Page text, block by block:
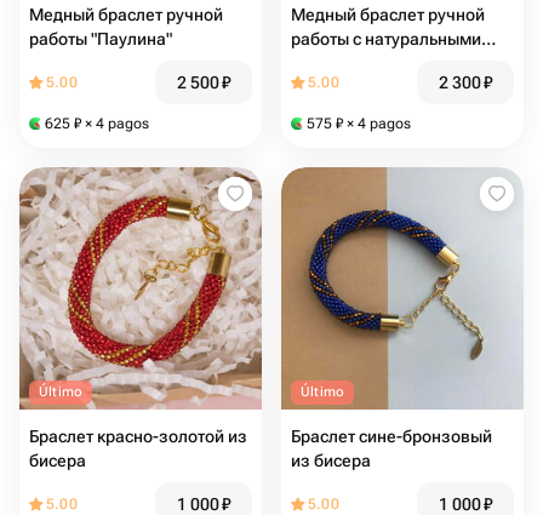
Медный браслет ручной
работы "Паулина"
5.00 2 500₽
625 ₽ × 4 pagos
Медный браслет ручной
работы с натуральными
5.00 2 300₽
575 ₽ × 4 pagos
Último
Браслет красно-золотой из
бисера
5.00 1 000₽
Último
Браслет сине-бронзовый
из бисера
5.00 1 000₽